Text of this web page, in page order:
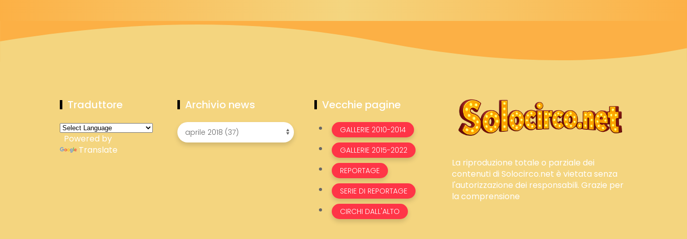
Traduttore
Powered by
Translate
Archivio news Vecchie pagine
GALLERIE 2010-2014
GALLERIE 2015-2022
REPORTAGE
SERIE DI REPORTAGE
CIRCHI DALL'ALTO
La riproduzione totale o parziale dei
contenuti di Solocirco.net è vietata senza
l'autorizzazione dei responsabili. Grazie per
la comprensione